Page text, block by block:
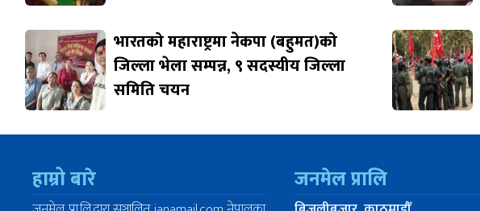
भारतको महाराष्ट्रमा नेकपा (बहुमत)को
जिल्ला भेला सम्पन्न, ९ सदस्यीय जिल्ला
समिति चयन
हाम्रो बारे जनमेल प्रालि